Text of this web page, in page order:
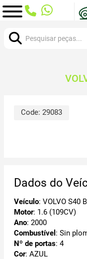
Code: 29083
Dados do
Veículo: VOLVO S40
Motor: 1.6 (109CV)
Ano: 2000
Combustível : Sin
Nº de portas: 4
Cor: AZUL